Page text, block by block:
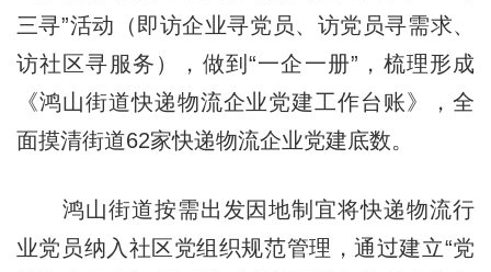
三寻”活动（即访企业寻党员、访党员寻需求、
访社区寻服务），做到“一企一册”，梳理形成
《鸿山街道快递物流企业党建工作台账》，全
面摸清街道62家快递物流企业党建底数。
鸿山街道按需出发因地制宜将快递物流行
业党员纳入社区党组织规范管理，通过建立“党